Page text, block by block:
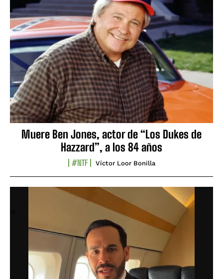
Muere Ben Jones, actor de “Los Dukes de
Hazzard”, a los 84 años
#NTF Víctor Loor Bonilla